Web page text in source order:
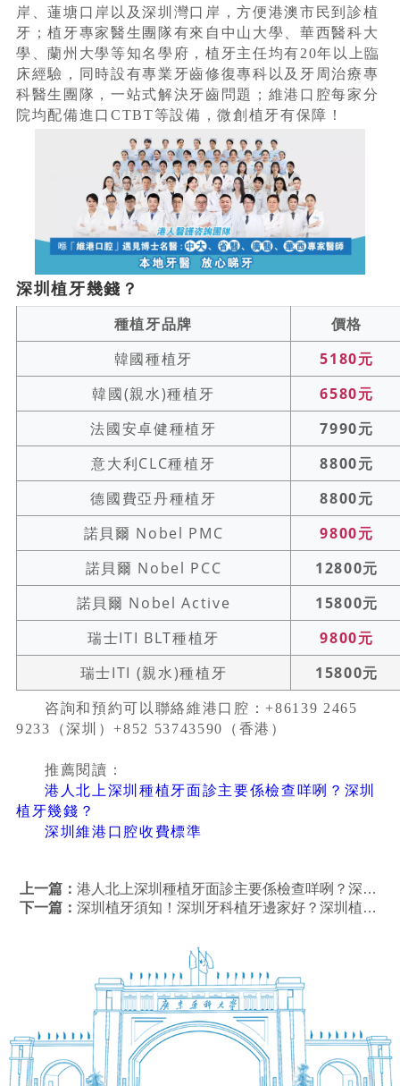
岸、蓮塘口岸以及深圳灣口岸，方便港澳市民到診植
牙；植牙專家醫生團隊有來自中山大學、華西醫科大
學、蘭州大學等知名學府，植牙主任均有20年以上臨
床經驗，同時設有專業牙齒修復專科以及牙周治療專
科醫生團隊，一站式解決牙齒問題；維港口腔每家分
院均配備進口CTBT等設備，微創植牙有保障！
深圳植牙幾錢？
種植牙品牌
價格
韓國種植牙
5180元
韓國(親水)種植牙
6580元
法國安卓健種植牙
7990元
意大利CLC種植牙
8800元
德國費亞丹種植牙
8800元
諾貝爾 Nobel PMC
9800元
諾貝爾 Nobel PCC
12800元
諾貝爾 Nobel Active
15800元
瑞士ITI BLT種植牙
9800元
瑞士ITI (親水)種植牙
15800元
咨詢和預約可以聯絡維港口腔：+86139 2465
9233（深圳）+852 53743590（香港）
推薦閱讀：
港人北上深圳種植牙面診主要係檢查咩咧？深圳
植牙幾錢？
深圳維港口腔收費標準
上一篇：港人北上深圳種植牙面診主要係檢查咩咧？深圳植牙幾錢？
下一篇：深圳植牙須知！深圳牙科植牙邊家好？深圳植牙幾錢？